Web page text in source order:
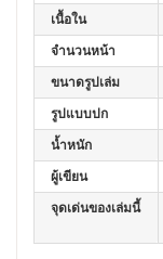
เนื้อใน
จำนวนหน้า
ขนาดรูปเล่ม
รูปแบบปก
น้ำหนัก
ผู้เขียน
จุดเด่นของเล่มนี้